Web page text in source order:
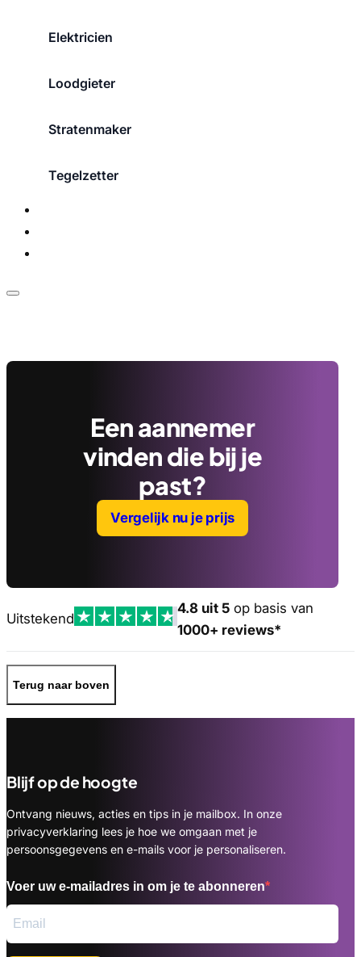
Elektricien
Loodgieter
Stratenmaker
Tegelzetter
Een aannemer
vinden die bij je
past?
Vergelijk nu je prijs
Uitstekend
4.8 uit 5 op basis van
1000+ reviews*
Terug naar boven
Blijf op de hoogte
Ontvang nieuws, acties en tips in je mailbox. In onze
privacyverklaring lees je hoe we omgaan met je
persoonsgegevens en e-mails voor je personaliseren.
Voer uw e-mailadres in om je te abonneren